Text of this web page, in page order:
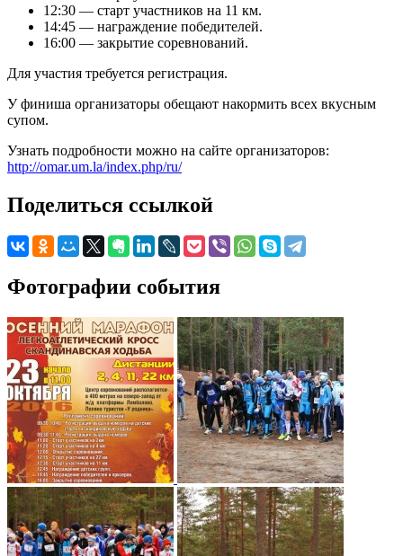
12:30 — старт участников на 11 км.
14:45 — награждение победителей.
16:00 — закрытие соревнований.
Для участия требуется регистрация.
У финиша организаторы обещают накормить всех вкусным
супом.
Узнать подробности можно на сайте организаторов:
http://omar.um.la/index.php/ru/
Поделиться ссылкой
Фотографии события